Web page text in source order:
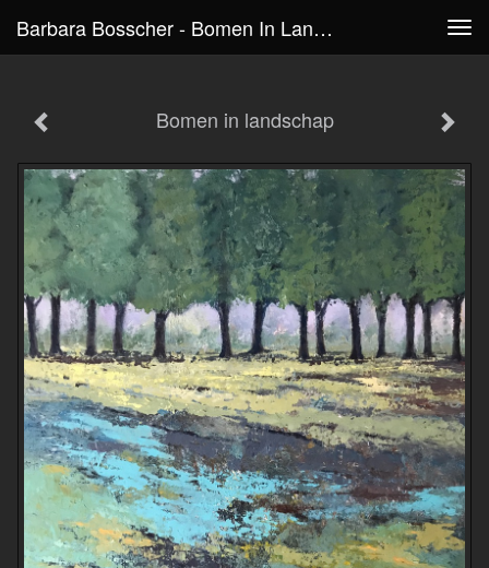
Barbara Bosscher - Bomen In Landschap
Bomen in landschap